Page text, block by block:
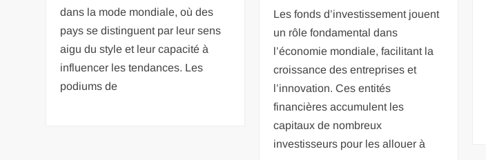
dans la mode mondiale, où des
pays se distinguent par leur sens
aigu du style et leur capacité à
influencer les tendances. Les
podiums de
Les fonds d’investissement jouent
un rôle fondamental dans
l’économie mondiale, facilitant la
croissance des entreprises et
l’innovation. Ces entités
financières accumulent les
capitaux de nombreux
investisseurs pour les allouer à